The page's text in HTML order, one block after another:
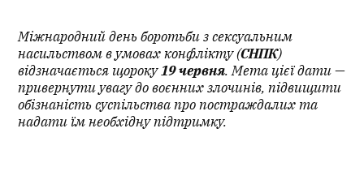
Міжнародний день боротьби з сексуальним
насильством в умовах конфлікту (СНПК)
відзначається щороку19 червня. Мета цієї дати —
привернути увагу до воєнних злочинів, підвищити
обізнаність суспільства про постраждалих та
надати їм необхідну підтримку.